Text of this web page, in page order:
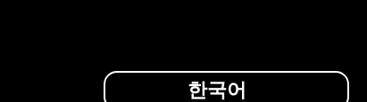
한국어